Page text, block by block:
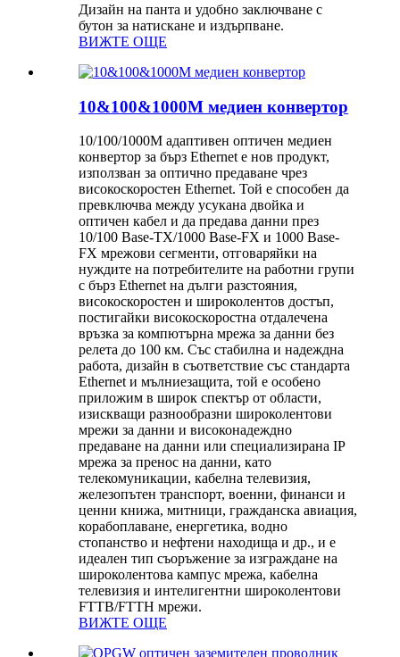
Дизайн на панта и удобно заключване с
бутон за натискане и издърпване.
ВИЖТЕ ОЩЕ
10&100&1000M медиен конвертор
10/100/1000M адаптивен оптичен медиен
конвертор за бърз Ethernet е нов продукт,
използван за оптично предаване чрез
високоскоростен Ethernet. Той е способен да
превключва между усукана двойка и
оптичен кабел и да предава данни през
10/100 Base-TX/1000 Base-FX и 1000 Base-
FX мрежови сегменти, отговаряйки на
нуждите на потребителите на работни групи
с бърз Ethernet на дълги разстояния,
високоскоростен и широколентов достъп,
постигайки високоскоростна отдалечена
връзка за компютърна мрежа за данни без
релета до 100 км. Със стабилна и надеждна
работа, дизайн в съответствие със стандарта
Ethernet и мълниезащита, той е особено
приложим в широк спектър от области,
изискващи разнообразни широколентови
мрежи за данни и високонадеждно
предаване на данни или специализирана IP
мрежа за пренос на данни, като
телекомуникации, кабелна телевизия,
железопътен транспорт, военни, финанси и
ценни книжа, митници, гражданска авиация,
корабоплаване, енергетика, водно
стопанство и нефтени находища и др., и е
идеален тип съоръжение за изграждане на
широколентова кампус мрежа, кабелна
телевизия и интелигентни широколентови
FTTB/FTTH мрежи.
ВИЖТЕ ОЩЕ